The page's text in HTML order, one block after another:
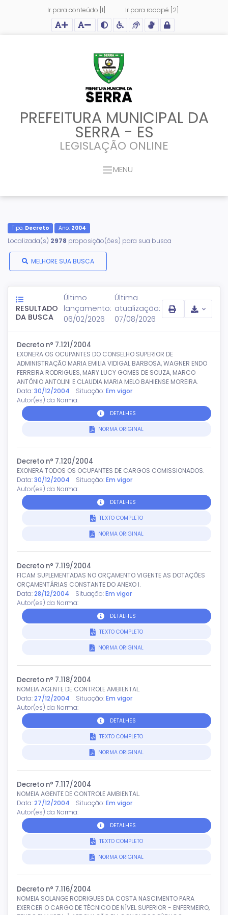
Ir para conteúdo [1] Ir para rodapé [2]
Ação para aumentar tamanho da fonte do site
Ação para diminuir tamanho da fonte do site
Ação para aplicar auto contraste no site
Acessar página sobre acessibilidade do site
Acessar página sobre NVDA - Leitor de Tela
Acessar página sobre VLibras - Tradutor de
Acessar Intranet
PREFEITURA MUNICIPAL DA
SERRA - ES
LEGISLAÇÃO ONLINE
MENU
Tipo: Decreto Ano: 2004
Localizada(s) 2978 proposição(ões) para sua busca
MELHORE SUA BUSCA
RESULTADO
DA BUSCA
Último
lançamento:
06/02/2026
Última
atualização:
07/08/2026
Decreto n° 7.121/2004
EXONERA OS OCUPANTES DO CONSELHO SUPERIOR DE
ADMINISTRAÇÃO MARIA EMILIA VIDIGAL BARBOSA, WAGNER ENDO
FERREIRA RODRIGUES, MARY LUCY GOMES DE SOUZA, MARCO
ANTÔNIO ANTOLINI E CLAUDIA MARIA MELO BAHIENSE MOREIRA.
Data:30/12/2004 Situação: Em vigor
Autor(es) da Norma:
DETALHES
NORMA ORIGINAL
Decreto n° 7.120/2004
EXONERA TODOS OS OCUPANTES DE CARGOS COMISSIONADOS.
Data:30/12/2004 Situação: Em vigor
Autor(es) da Norma:
DETALHES
TEXTO COMPLETO
NORMA ORIGINAL
Decreto n° 7.119/2004
FICAM SUPLEMENTADAS NO ORÇAMENTO VIGENTE AS DOTAÇÕES
ORÇAMENTÁRIAS CONSTANTE DO ANEXO I.
Data:28/12/2004 Situação: Em vigor
Autor(es) da Norma:
DETALHES
TEXTO COMPLETO
NORMA ORIGINAL
Decreto n° 7.118/2004
NOMEIA AGENTE DE CONTROLE AMBIENTAL.
Data:27/12/2004 Situação: Em vigor
Autor(es) da Norma:
DETALHES
TEXTO COMPLETO
NORMA ORIGINAL
Decreto n° 7.117/2004
NOMEIA AGENTE DE CONTROLE AMBIENTAL.
Data:27/12/2004 Situação: Em vigor
Autor(es) da Norma:
DETALHES
TEXTO COMPLETO
NORMA ORIGINAL
Decreto n° 7.116/2004
NOMEIA SOLANGE RODRIGUES DA COSTA NASCIMENTO PARA
EXERCER O CARGO DE TÉCNICO DE NÍVEL SUPERIOR - ENFERMEIRO,